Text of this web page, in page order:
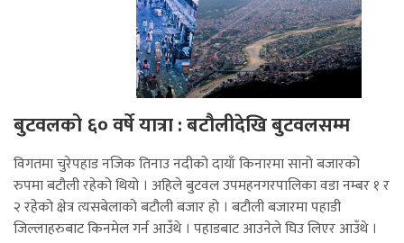
बुटवलको ६० वर्षे यात्रा : बटौलीदेखि बुटवलसम्म
विगतमा चुरेपहाड नजिक तिनाउ नदीको दायाँ किनारमा सानो बजारको
रुपमा बटौली रहेको थियो । अहिले बुटवल उपमहनगरपालिका वडा नम्बर १ र
२ रहेको क्षेत्र त्यसबेलाको बटौली बजार हो । बटौली बजारमा पहाडी
जिल्लाहरुबाट किनमेल गर्न आउँथे । पहाडबाट आउनेले घिउ लिएर आउँथे ।